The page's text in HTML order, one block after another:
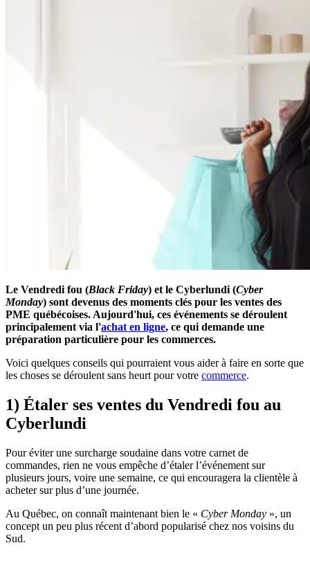
Le Vendredi fou (Black Friday) et le Cyberlundi (Cyber
Monday) sont devenus des moments clés pour les ventes des
PME québécoises. Aujourd'hui, ces événements se déroulent
principalement via l'achat en ligne, ce qui demande une
préparation particulière pour les commerces.
Voici quelques conseils qui pourraient vous aider à faire en sorte que
les choses se déroulent sans heurt pour votre commerce.
1) Étaler ses ventes du Vendredi fou au
Cyberlundi
Pour éviter une surcharge soudaine dans votre carnet de
commandes, rien ne vous empêche d’étaler l’événement sur
plusieurs jours, voire une semaine, ce qui encouragera la clientèle à
acheter sur plus d’une journée.
Au Québec, on connaît maintenant bien le « Cyber Monday », un
concept un peu plus récent d’abord popularisé chez nos voisins du
Sud.